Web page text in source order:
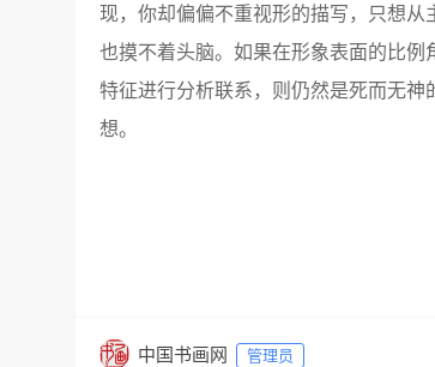
现，你却偏偏不重视形的描写，只想
也摸不着头脑。如果在形象表面的比
特征进行分析联系，则仍然是死而无
想。
中国书画网 管理员